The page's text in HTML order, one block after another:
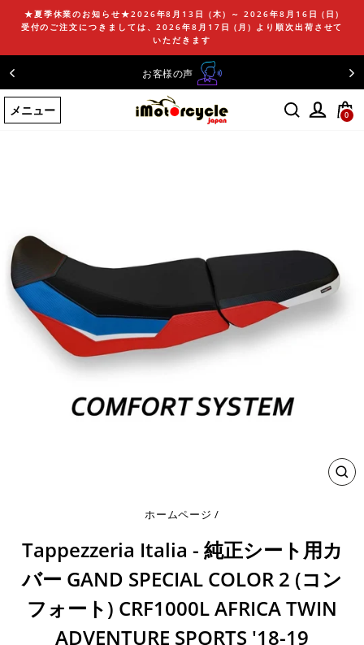
ン
ツ
に
ス
キ
★夏季休業のお知らせ★2026年8月13日 (木) ～ 2026年8月16日 (日)
受付のご注文につきましては、2026年8月17日 (月) より順次出荷させて
いただきます
お客様の声
メニュー 0
閉
ホームページ /
Tappezzeria Italia - 純正シート用カ
バー GAND SPECIAL COLOR 2 (コン
フォート) CRF1000L AFRICA TWIN
ADVENTURE SPORTS '18-19